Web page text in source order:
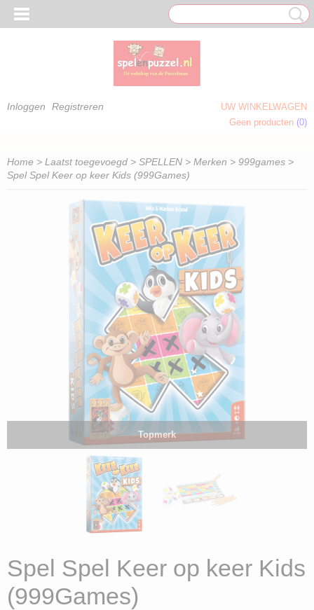
Inloggen Registreren
UW WINKELWAGEN
Geen producten (0)
Home > Laatst toegevoegd > SPELLEN > Merken > 999games >
Spel Spel Keer op keer Kids (999Games)
Topmerk
Spel Spel Keer op keer Kids
(999Games)